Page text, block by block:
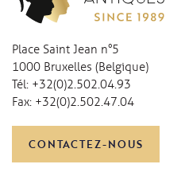
Place Saint Jean n°5
1000 Bruxelles (Belgique)
Tél: +32(0)2.502.04.93
Fax: +32(0)2.502.47.04
CONTACTEZ-NOUS